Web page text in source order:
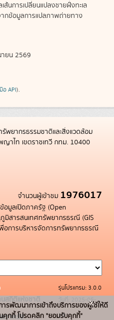
นการเปลี่ยนแปลงชายฝั่งทะเล
กข้อมูลการแปลภาพถ่ายทาง
ยน 2569
อ API).
พยากรธรรมชาติและสิ่งแวดล้อม
าไท เขตราชเทวี กทม. 10400
จำนวนผู้เข้าชม 1976017
อมูลเปิดภาครัฐ (Open
มิสารสนเทศทรัพยากรธรณี (GIS
พื่อการบริหารจัดการทรัพยากรธรณี
นสถิติแห่งชาติ
ภาครัฐ
รุ่นโปรแกรม: 3.0.0
วันที่: 2025-05-
19
ารพัฒนาการเข้าถึงบริการของผู้ใช้ให้ดี
คุกกี้ โปรดคลิก "ยอมรับคุกกี้"
x